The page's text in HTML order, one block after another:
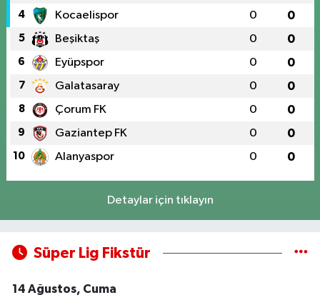
4 Kocaelispor 0 0
5 Beşiktaş 0 0
6 Eyüpspor 0 0
7 Galatasaray 0 0
8 Çorum FK 0 0
9 Gaziantep FK 0 0
10 Alanyaspor 0 0
Detaylar için tıklayın
Süper Lig Fikstür
14 Ağustos, Cuma